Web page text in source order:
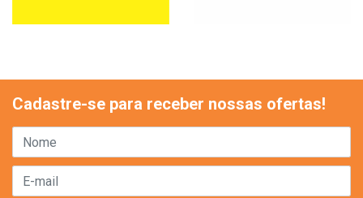
Cadastre-se para receber nossas ofertas!